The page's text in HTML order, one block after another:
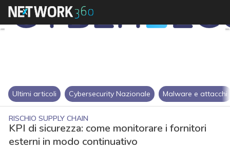
Ultimi articoli Cybersecurity Nazionale Malware e attacchi
RISCHIO SUPPLY CHAIN
KPI di sicurezza: come monitorare i fornitori
esterni in modo continuativo